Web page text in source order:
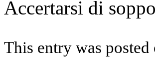
Accertarsi di
This entry was